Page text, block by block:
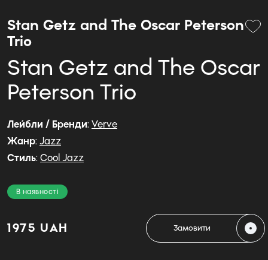
Stan Getz and The Oscar Peterson
Trio
Stan Getz and The Oscar
Peterson Trio
Лейбли / Бренди: Verve
Жанр: Jazz
Стиль: Cool Jazz
В наявності
1975 UAH Замовити